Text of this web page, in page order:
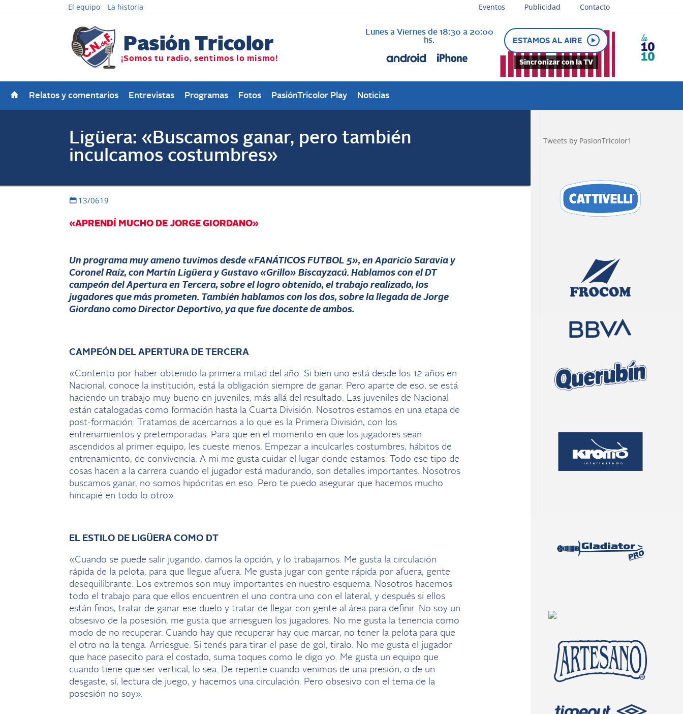
El equipo La historia Eventos Publicidad Contacto
Lunes a Viernes de 18:30 a 20:00
hs.
AL AIRE cada vez que juega
Nacional
ESTAMOS AL AIRE
Sincronizar con la TV
Relatos y comentarios Entrevistas Programas Fotos PasiónTricolor Play Noticias
Ligüera: «Buscamos ganar, pero también
inculcamos costumbres»
13/0619
«APRENDÍ MUCHO DE JORGE GIORDANO»
Un programa muy ameno tuvimos desde «FANÁTICOS FUTBOL 5», en Aparicio Saravia y
Coronel Raíz, con Martín Ligüera y Gustavo «Grillo» Biscayzacú. Hablamos con el DT
campeón del Apertura en Tercera, sobre el logro obtenido, el trabajo realizado, los
jugadores que más prometen. También hablamos con los dos, sobre la llegada de Jorge
Giordano como Director Deportivo, ya que fue docente de ambos.
CAMPEÓN DEL APERTURA DE TERCERA
«Contento por haber obtenido la primera mitad del año. Si bien uno está desde los 12 años en
Nacional, conoce la institución, está la obligación siempre de ganar. Pero aparte de eso, se está
haciendo un trabajo muy bueno en juveniles, más allá del resultado. Las juveniles de Nacional
están catalogadas como formación hasta la Cuarta División. Nosotros estamos en una etapa de
post-formación. Tratamos de acercarnos a lo que es la Primera División, con los
entrenamientos y pretemporadas. Para que en el momento en que los jugadores sean
ascendidos al primer equipo, les cueste menos. Empezar a inculcarles costumbres, hábitos de
entrenamiento, de convivencia. A mi me gusta cuidar el lugar donde estamos. Todo ese tipo de
cosas hacen a la carrera cuando el jugador está madurando, son detalles importantes. Nosotros
buscamos ganar, no somos hipócritas en eso. Pero te puedo asegurar que hacemos mucho
hincapié en todo lo otro».
EL ESTILO DE LIGÜERA COMO DT
«Cuando se puede salir jugando, damos la opción, y lo trabajamos. Me gusta la circulación
rápida de la pelota, para que llegue afuera. Me gusta jugar con gente rápida por afuera, gente
desequilibrante. Los extremos son muy importantes en nuestro esquema. Nosotros hacemos
todo el trabajo para que ellos encuentren el uno contra uno con el lateral, y después si ellos
están finos, tratar de ganar ese duelo y tratar de llegar con gente al área para definir. No soy un
obsesivo de la posesión, me gusta que arriesguen los jugadores. No me gusta la tenencia como
modo de no recuperar. Cuando hay que recuperar hay que marcar, no tener la pelota para que
el otro no la tenga. Arriesgue. Si tenés para tirar el pase de gol, tiralo. No me gusta el jugador
que hace pasecito para el costado, suma toques como le digo yo. Me gusta un equipo que
cuando tiene que ser vertical, lo sea. De repente cuando venimos de una presión, o de un
desgaste, sí, lectura de juego, y hacemos una circulación. Pero obsesivo con el tema de la
posesión no soy».
Tweets by PasionTricolor1